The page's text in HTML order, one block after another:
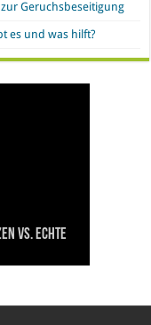
Geruchsbeseitigung
es und was hilft?
die Vor-
liegen die
vs. echte
von